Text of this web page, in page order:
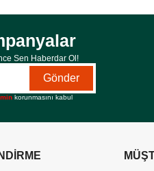
Sen Haberdar Ol!
Gönder
korunmasını kabul